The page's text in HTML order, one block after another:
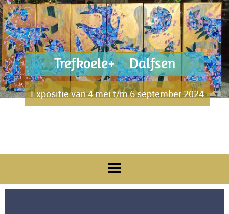
Trefkoele+ Dalfsen
Expositie van 4 mei t/m 6 september 2024